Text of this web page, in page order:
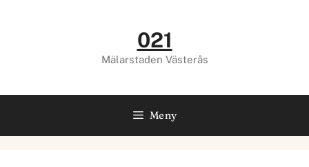
021
Mälarstaden Västerås
Meny